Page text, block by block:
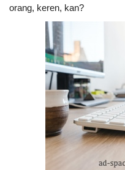
orang, keren, kan?